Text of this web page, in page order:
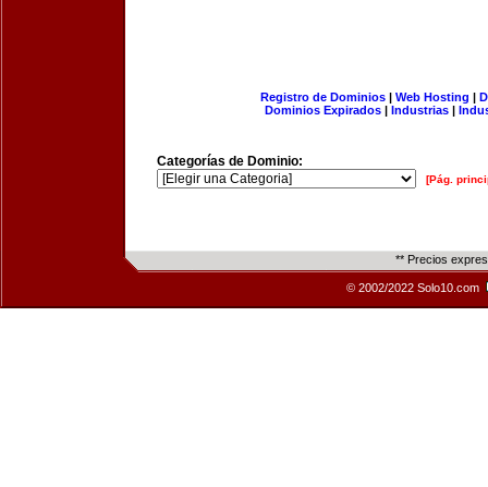
Registro de Dominios| Web Hosting |
Dominios Expirados | Industrias |
Categorías de Dominio:
[Pág.
** Precios
© 2002/2022 Solo10.com